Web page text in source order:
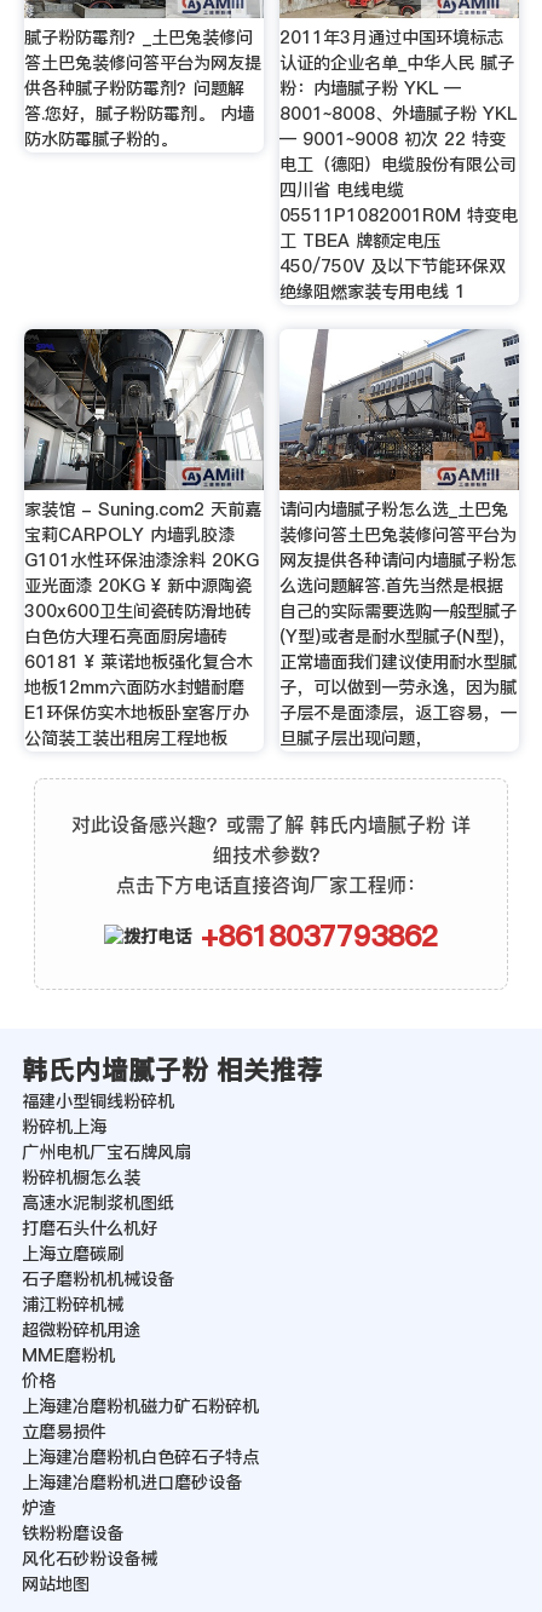
腻子粉防霉剂？_土巴兔装修问
答土巴兔装修问答平台为网友提
供各种腻子粉防霉剂？问题解
答.您好，腻子粉防霉剂。 内墙
防水防霉腻子粉的。
2011年3月通过中国环境标志
认证的企业名单_中华人民 腻子
粉：内墙腻子粉 YKL —
8001~8008、外墙腻子粉 YKL
— 9001~9008 初次 22 特变
电工（德阳）电缆股份有限公司
四川省 电线电缆
05511P1082001R0M 特变电
工 TBEA 牌额定电压
450/750V 及以下节能环保双
绝缘阻燃家装专用电线 1
家装馆 - Suning.com2 天前嘉
宝莉CARPOLY 内墙乳胶漆
G101水性环保油漆涂料 20KG
亚光面漆 20KG ¥ 新中源陶瓷
300x600卫生间瓷砖防滑地砖
白色仿大理石亮面厨房墙砖
60181 ¥ 莱诺地板强化复合木
地板12mm六面防水封蜡耐磨
E1环保仿实木地板卧室客厅办
公简装工装出租房工程地板
请问内墙腻子粉怎么选_土巴兔
装修问答土巴兔装修问答平台为
网友提供各种请问内墙腻子粉怎
么选问题解答.首先当然是根据
自己的实际需要选购一般型腻子
(Y型)或者是耐水型腻子(N型)，
正常墙面我们建议使用耐水型腻
子，可以做到一劳永逸，因为腻
子层不是面漆层，返工容易，一
旦腻子层出现问题，
对此设备感兴趣？或需了解 韩氏内墙腻子粉 详
细技术参数？
点击下方电话直接咨询厂家工程师：
+8618037793862
韩氏内墙腻子粉 相关推荐
福建小型铜线粉碎机
粉碎机上海
广州电机厂宝石牌风扇
粉碎机橱怎么装
高速水泥制浆机图纸
打磨石头什么机好
上海立磨碳刷
石子磨粉机机械设备
浦江粉碎机械
超微粉碎机用途
MME磨粉机
价格
上海建冶磨粉机磁力矿石粉碎机
立磨易损件
上海建冶磨粉机白色碎石子特点
上海建冶磨粉机进口磨砂设备
炉渣
铁粉粉磨设备
风化石砂粉设备械
网站地图